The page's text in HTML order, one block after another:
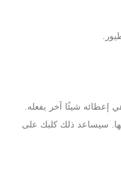
إعطائه شيئًا آخر يفعله.
سيساعد ذلك كلبك على